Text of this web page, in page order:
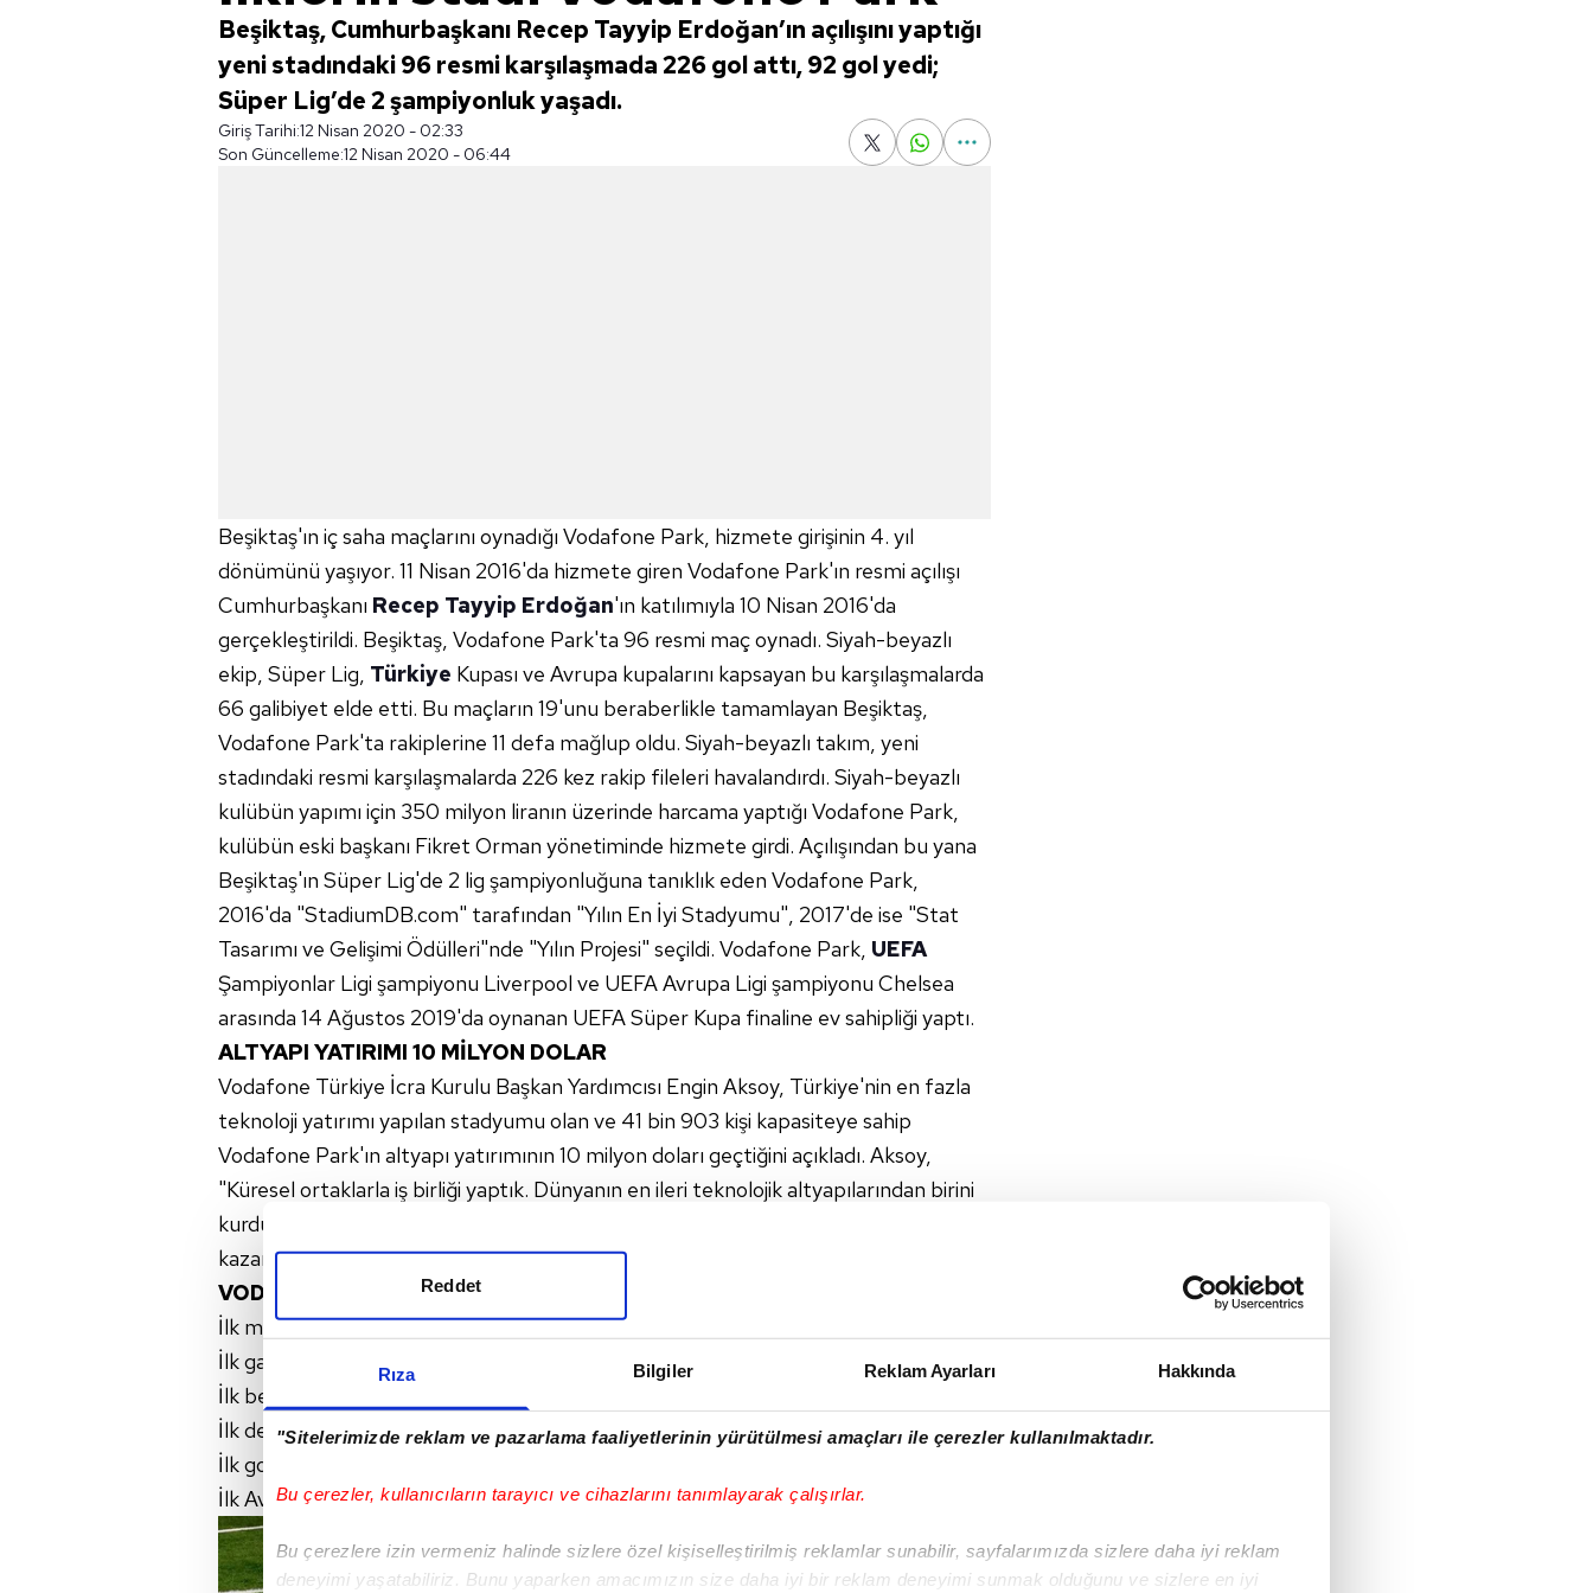
Rıza Bilgiler Reklam Ayarları Hakkında
"Sitelerimizde reklam ve pazarlama faaliyetlerinin yürütülmesi amaçları ile çerezler kullanılmaktadır.
Bu çerezler, kullanıcıların tarayıcı ve cihazlarını tanımlayarak çalışırlar.
Bu çerezlere izin vermeniz halinde sizlere özel kişiselleştirilmiş reklamlar sunabilir, sayfalarımızda sizlere daha iyi reklam
deneyimi yaşatabiliriz. Bunu yaparken amacımızın size daha iyi bir reklam deneyimi sunmak olduğunu ve sizlere en iyi
Reddet
Beşiktaş, Cumhurbaşkanı Recep Tayyip Erdoğan’ın açılışını yaptığı
yeni stadındaki 96 resmi karşılaşmada 226 gol attı, 92 gol yedi;
Süper Lig’de 2 şampiyonluk yaşadı.
Giriş Tarihi:12 Nisan 2020 - 02:33
Son Güncelleme:12 Nisan 2020 - 06:44
Beşiktaş'ın iç saha maçlarını oynadığı Vodafone Park, hizmete girişinin 4. yıl
dönümünü yaşıyor. 11 Nisan 2016'da hizmete giren Vodafone Park'ın resmi açılışı
Cumhurbaşkanı Recep Tayyip Erdoğan'ın katılımıyla 10 Nisan 2016'da
gerçekleştirildi. Beşiktaş, Vodafone Park'ta 96 resmi maç oynadı. Siyah-beyazlı
ekip, Süper Lig, Türkiye Kupası ve Avrupa kupalarını kapsayan bu karşılaşmalarda
66 galibiyet elde etti. Bu maçların 19'unu beraberlikle tamamlayan Beşiktaş,
Vodafone Park'ta rakiplerine 11 defa mağlup oldu. Siyah-beyazlı takım, yeni
stadındaki resmi karşılaşmalarda 226 kez rakip fileleri havalandırdı. Siyah-beyazlı
kulübün yapımı için 350 milyon liranın üzerinde harcama yaptığı Vodafone Park,
kulübün eski başkanı Fikret Orman yönetiminde hizmete girdi. Açılışından bu yana
Beşiktaş'ın Süper Lig'de 2 lig şampiyonluğuna tanıklık eden Vodafone Park,
2016'da "StadiumDB.com" tarafından "Yılın En İyi Stadyumu", 2017'de ise "Stat
Tasarımı ve Gelişimi Ödülleri"nde "Yılın Projesi" seçildi. Vodafone Park, UEFA
Şampiyonlar Ligi şampiyonu Liverpool ve UEFA Avrupa Ligi şampiyonu Chelsea
arasında 14 Ağustos 2019'da oynanan UEFA Süper Kupa finaline ev sahipliği yaptı.
ALTYAPI YATIRIMI 10 MİLYON DOLAR
Vodafone Türkiye İcra Kurulu Başkan Yardımcısı Engin Aksoy, Türkiye'nin en fazla
teknoloji yatırımı yapılan stadyumu olan ve 41 bin 903 kişi kapasiteye sahip
Vodafone Park'ın altyapı yatırımının 10 milyon doları geçtiğini açıkladı. Aksoy,
"Küresel ortaklarla iş birliği yaptık. Dünyanın en ileri teknolojik altyapılarından birini
kurduk. Biz bu yatırımla İstanbul'a ve Türk sporuna önemli bir eser
kazandırdığımıza inanıyoruz" diye konuştu.
VODAFONE PARK'TAKİ İLKLER
İlk maç | Beşiktaş-Bursaspor: 3-2
İlk galibiyet Beşiktaş-Bursaspor: 3-2
İlk beraberlik | Beşiktaş-G.Saray: 2-2
İlk derbi | Beşiktaş-G.Saray: 2-2
İlk gol | Beşiktaş-Bursa 3-2 (Gomez)
İlk Avrupa maçı | Beşiktaş-D.Kiev: 1-1
Karius'tan olay
Muslera sözleri! "İyi